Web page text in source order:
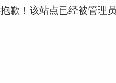
抱歉！该站点已经被管理